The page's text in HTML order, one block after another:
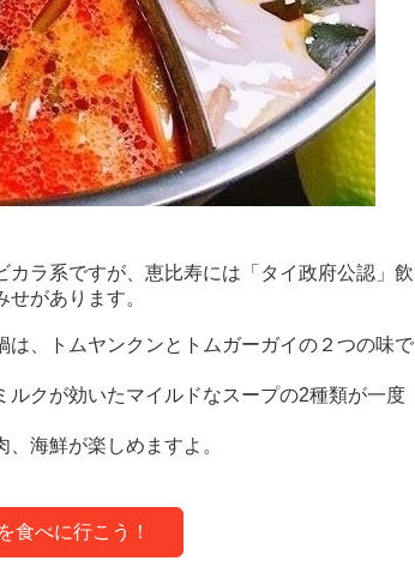
ラ系ですが、恵比寿には「タイ政府公認」飲
があります。
、トムヤンクンとトムガーガイの２つの味で
クが効いたマイルドなスープの2種類が一度
海鮮が楽しめますよ。
食べに行こう！